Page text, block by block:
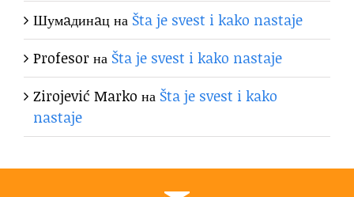
Шумaдинaцна Šta je svest i kako nastaje
Profesorна Šta je svest i kako nastaje
Zirojević Marko на Šta je svest i kako
nastaje